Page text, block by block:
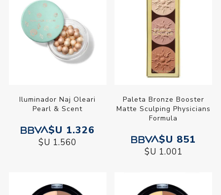
Iluminador Naj Oleari
Pearl & Scent
$U 1.326
$U 1.560
Paleta Bronze Booster
Matte Sculping Physicians
Formula
$U 851
$U 1.001